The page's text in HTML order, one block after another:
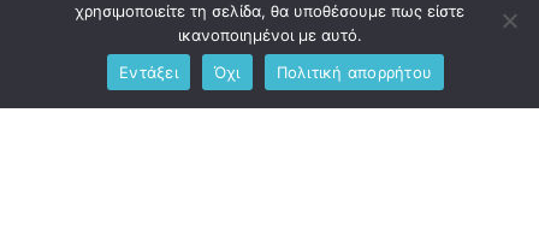
Προσωπικά Δεδομένα - GDPR
Ανδρέου Λόντου 1, Μεσολόγγι 302 00
χρησιμοποιείτε τη σελίδα, θα υποθέσουμε πως είστε
ικανοποιημένοι με αυτό.
Εντάξει
Όχι Πολιτική απορρήτου